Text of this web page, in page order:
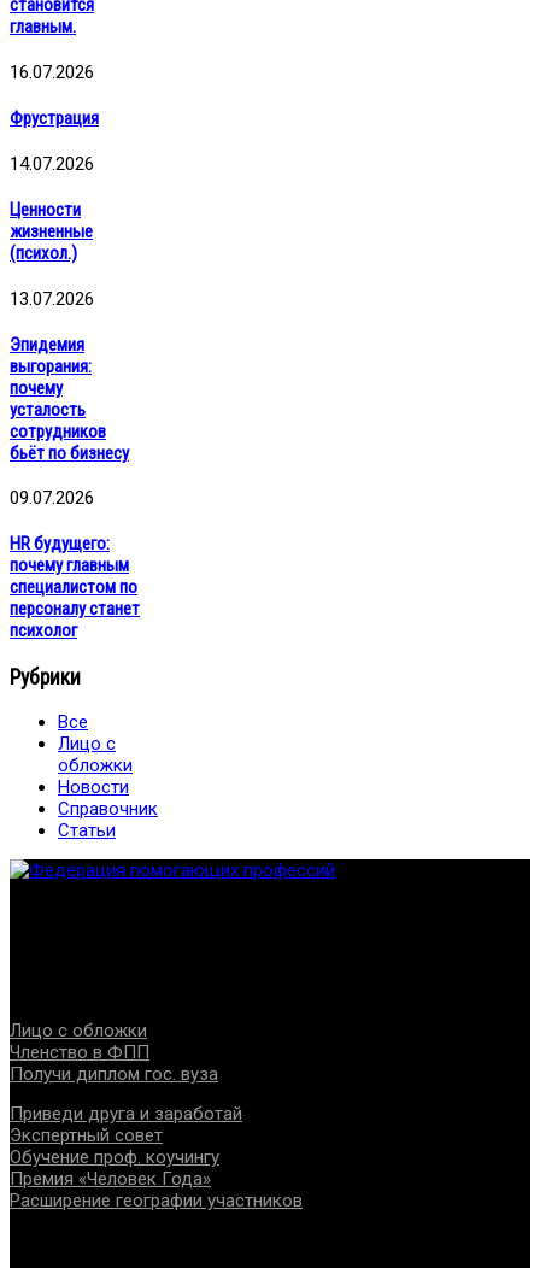
становится
главным.
16.07.2026
Фрустрация
14.07.2026
Ценности
жизненные
(психол.)
13.07.2026
Эпидемия
выгорания:
почему
усталость
сотрудников
бьёт по бизнесу
09.07.2026
HR будущего:
почему главным
специалистом по
персоналу станет
психолог
Рубрики
Все
Лицо с
обложки
Новости
Справочник
Статьи
Лицо с обложки
Членство в ФПП
Получи диплом гос. вуза
Приведи друга и заработай
Экспертный совет
Обучение проф. коучингу
Премия «Человек Года»
Расширение географии участников